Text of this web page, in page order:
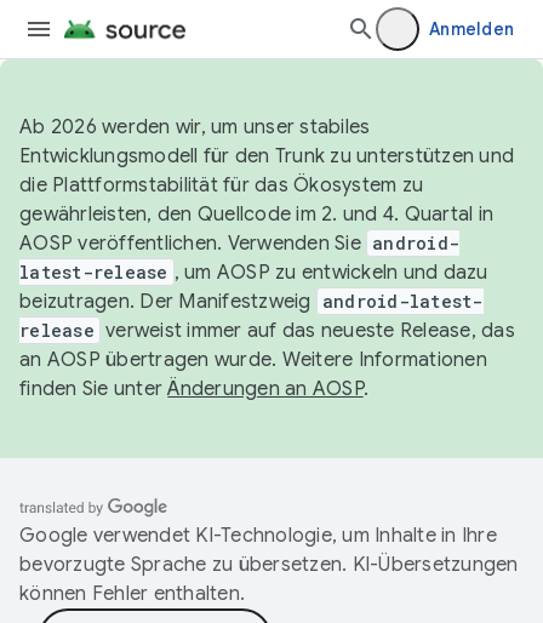
Anmelden
Ab 2026 werden wir, um unser stabiles
Entwicklungsmodell für den Trunk zu unterstützen und
die Plattformstabilität für das Ökosystem zu
gewährleisten, den Quellcode im 2. und 4. Quartal in
AOSP veröffentlichen. Verwenden Sie android-
latest-release , um AOSP zu entwickeln und dazu
beizutragen. Der Manifestzweig
android-latest-
release verweist immer auf das neueste Release, das
an AOSP übertragen wurde. Weitere Informationen
finden Sie unterÄnderungen an AOSP.
Google verwendet KI-Technologie, um Inhalte in Ihre
bevorzugte Sprache zu übersetzen. KI-Übersetzungen
können Fehler enthalten.